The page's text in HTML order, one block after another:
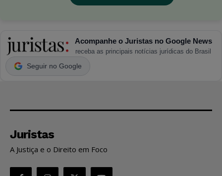
Acompanhe o Juristas no Google News
receba as principais notícias jurídicas do Brasil
Seguir no Google
Juristas
A Justiça e o Direito em Foco